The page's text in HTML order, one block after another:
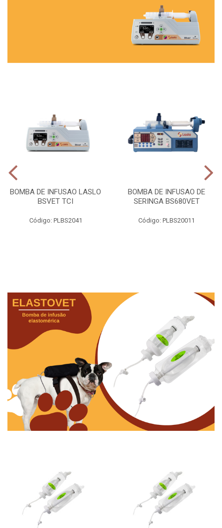
BOMBA DE INFUSAO LASLO
BSVET TCI
Código: PLBS2041
BOMBA DE INFUSAO DE
SERINGA BS680VET
Código: PLBS20011